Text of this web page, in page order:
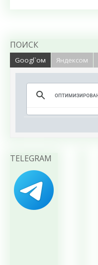
ПОИСК
Googl`ом Яндексом
TELEGRAM